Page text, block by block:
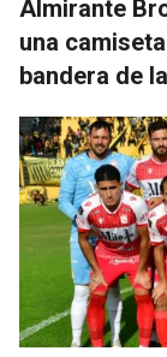
Almirante
una
bandera de